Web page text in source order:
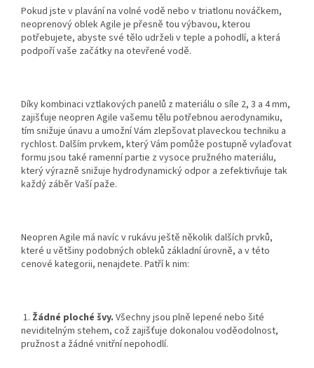
Pokud jste v plavání na volné vodě nebo v triatlonu nováčkem,
neoprenový oblek Agile je přesně tou výbavou, kterou
potřebujete, abyste své tělo udrželi v teple a pohodlí, a která
podpoří vaše začátky na otevřené vodě.
Díky kombinaci vztlakových panelů z materiálu o síle 2, 3 a 4 mm,
zajišťuje neopren Agile vašemu tělu potřebnou aerodynamiku,
tím snižuje únavu a umožní Vám zlepšovat plaveckou techniku a
rychlost. Dalším prvkem, který Vám pomůže postupně vylaďovat
formu jsou také ramenní partie z vysoce pružného materiálu,
který výrazně snižuje hydrodynamický odpor a zefektivňuje tak
každý záběr Vaší paže.
Neopren Agile má navíc v rukávu ještě několik dalších prvků,
které u většiny podobných obleků základní úrovně, a v této
cenové kategorii, nenajdete. Patří k nim:
1. Žádné ploché švy. Všechny jsou plně lepené nebo šité
neviditelným stehem, což zajišťuje dokonalou voděodolnost,
pružnost a žádné vnitřní nepohodlí.